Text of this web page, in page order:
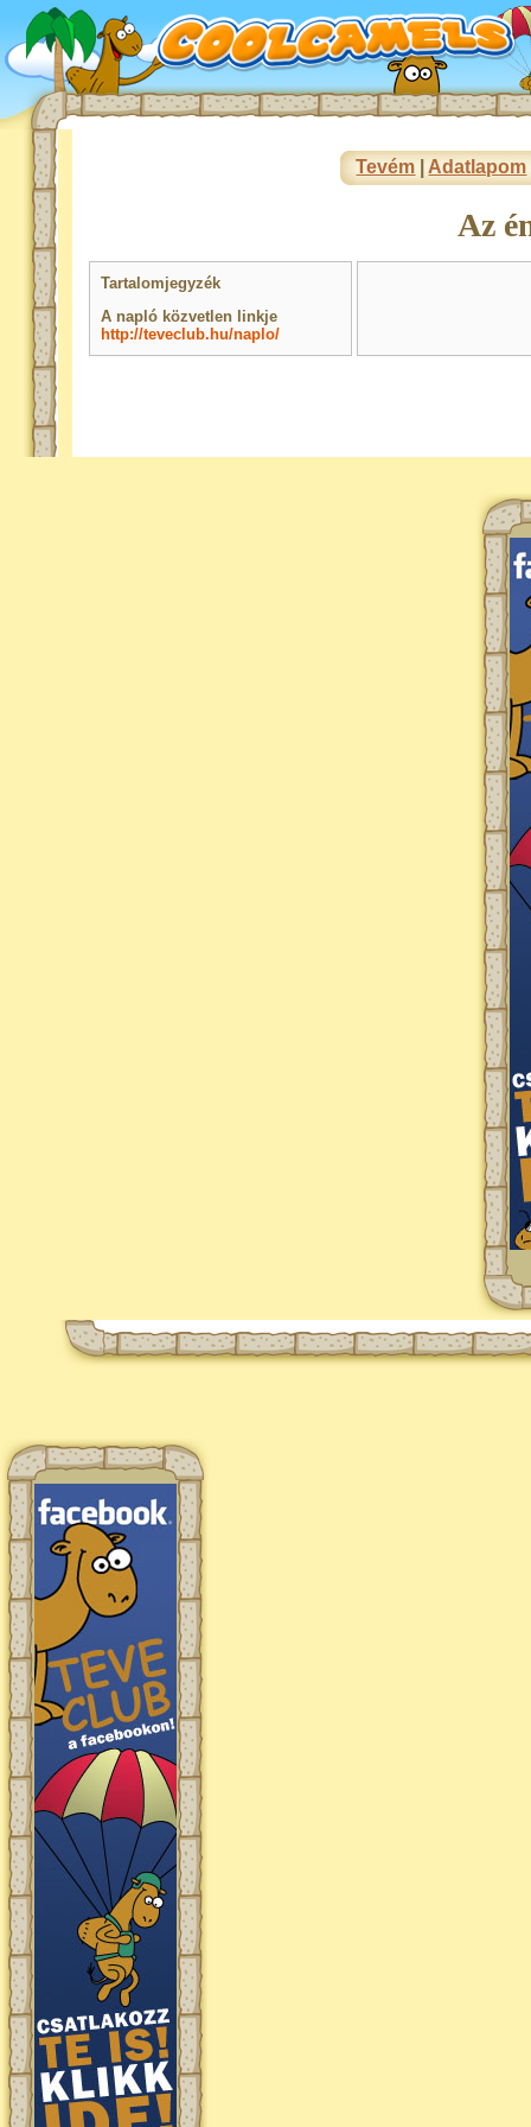
Tevém Adatlapom
Az
Tartalomjegyzék
A napló közvetlen linkje
http://teveclub.hu/naplo/